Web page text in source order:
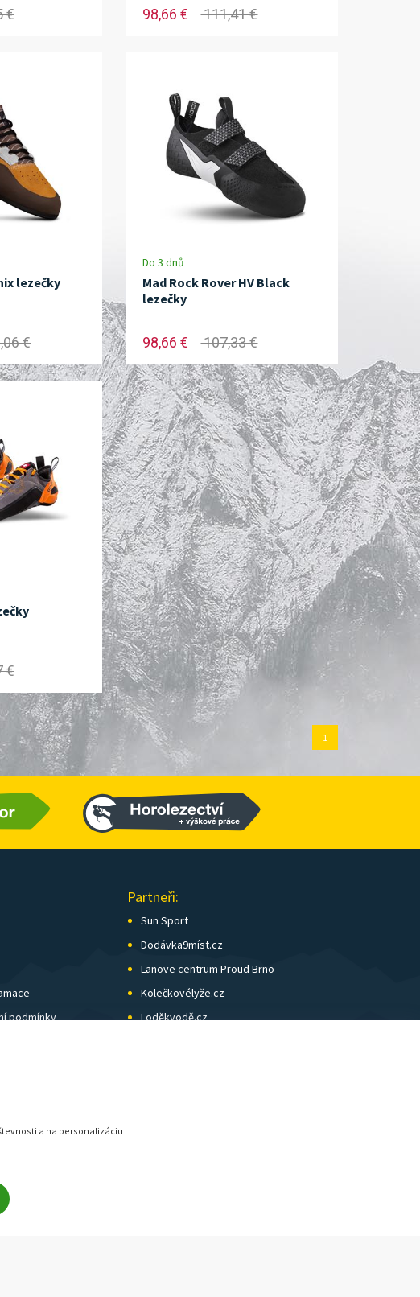
€ 98,66 € 111,41 €
lezečky
€
Do 3 dnů
Mad Rock Rover HV Black
lezečky
98,66 € 107,33 €
€
1
podmínky
Partneři:
Sun Sport
Dodávka9míst.cz
Lanove centrum Proud Brno
Kolečkovélyže.cz
Loděkvodě.cz
a na personalizáciu